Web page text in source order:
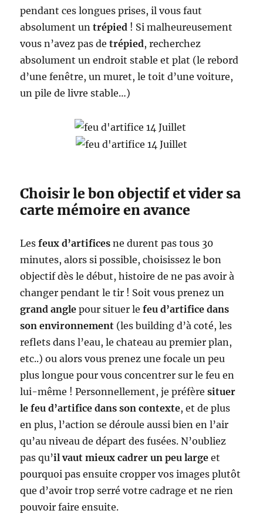
pendant ces longues prises, il vous faut
absolument untrépied ! Si malheureusement
vous n’avez pas detrépied, recherchez
absolument un endroit stable et plat (le rebord
d’une fenêtre, un muret, le toit d’une voiture,
un pile de livre stable…)
Choisir le bon objectif et vider sa
carte mémoire en avance
Lesfeux d’artifices ne durent pas tous 30
minutes, alors si possible, choisissez le bon
objectif dès le début, histoire de ne pas avoir à
changer pendant le tir ! Soit vous prenez un
grand angle pour situer lefeu d’artifice dans
son environnement (les building d’à coté, les
reflets dans l’eau, le chateau au premier plan,
etc..) ou alors vous prenez une focale un peu
plus longue pour vous concentrer sur le feu en
lui-même ! Personnellement, je préfèresituer
le feu d’artifice dans son contexte, et de plus
en plus, l’action se déroule aussi bien en l’air
qu’au niveau de départ des fusées. N’oubliez
pas qu’il vaut mieux cadrer un peu large et
pourquoi pas ensuite cropper vos images plutôt
que d’avoir trop serré votre cadrage et ne rien
pouvoir faire ensuite.